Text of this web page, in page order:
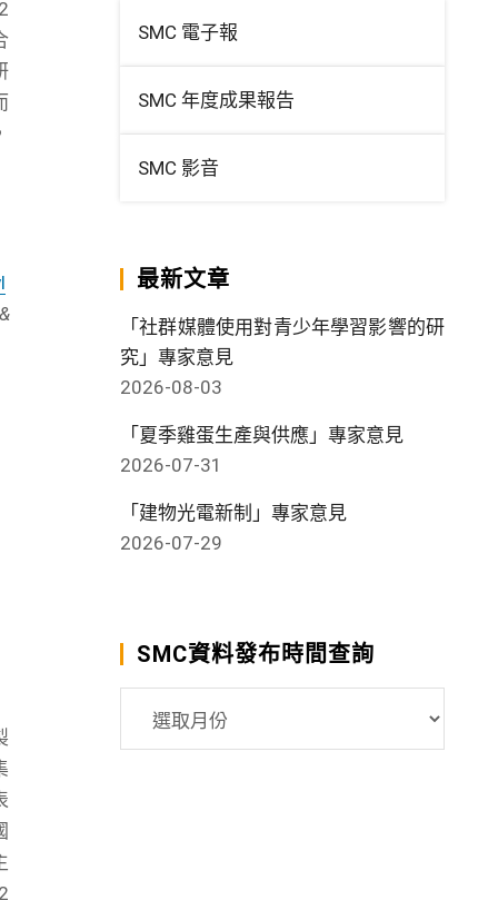
SMC 電子報
SMC 年度成果報告
SMC 影音
最新文章
「社群媒體使用對青少年學習影響的研
究」專家意見
2026-08-03
「夏季雞蛋生產與供應」專家意見
2026-07-31
「建物光電新制」專家意見
2026-07-29
SMC資料發布時間查詢